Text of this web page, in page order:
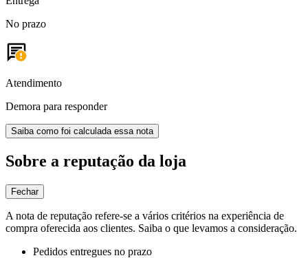
No prazo
Atendimento
Demora para responder
Saiba como foi calculada essa nota
Sobre a reputação da loja
Fechar
A nota de reputação refere-se a vários critérios na experiência de
compra oferecida aos clientes. Saiba o que levamos a consideração.
Pedidos entregues no prazo